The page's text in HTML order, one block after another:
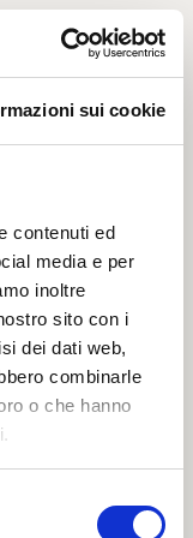
sui cookie
contenuti ed
media e per
inoltre
sito con i
dei dati web,
combinarle
o che hanno